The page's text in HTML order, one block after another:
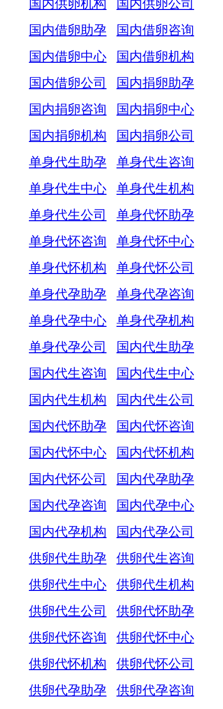
国内供卵机构
国内供卵公司
国内借卵助孕
国内借卵咨询
国内借卵中心
国内借卵机构
国内借卵公司
国内捐卵助孕
国内捐卵咨询
国内捐卵中心
国内捐卵机构
国内捐卵公司
单身代生助孕
单身代生咨询
单身代生中心
单身代生机构
单身代生公司
单身代怀助孕
单身代怀咨询
单身代怀中心
单身代怀机构
单身代怀公司
单身代孕助孕
单身代孕咨询
单身代孕中心
单身代孕机构
单身代孕公司
国内代生助孕
国内代生咨询
国内代生中心
国内代生机构
国内代生公司
国内代怀助孕
国内代怀咨询
国内代怀中心
国内代怀机构
国内代怀公司
国内代孕助孕
国内代孕咨询
国内代孕中心
国内代孕机构
国内代孕公司
供卵代生助孕
供卵代生咨询
供卵代生中心
供卵代生机构
供卵代生公司
供卵代怀助孕
供卵代怀咨询
供卵代怀中心
供卵代怀机构
供卵代怀公司
供卵代孕助孕
供卵代孕咨询